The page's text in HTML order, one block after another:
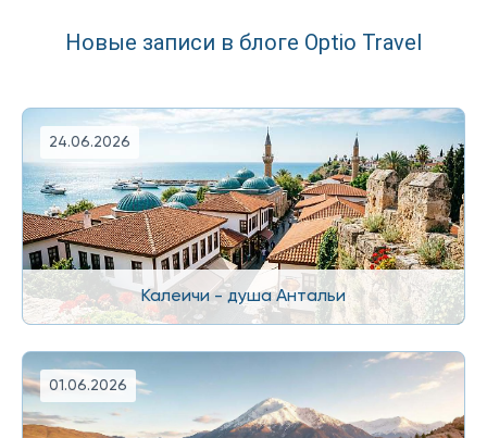
Новые записи в блоге Optio Travel
24.06.2026
Калеичи - душа Антальи
01.06.2026